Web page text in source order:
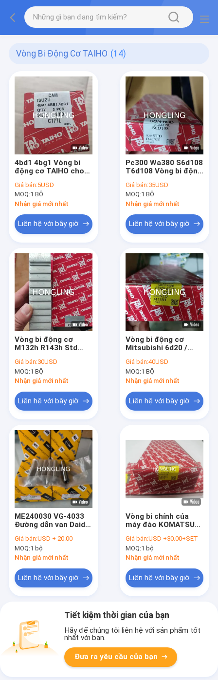
Vòng Bi Động Cơ TAIHO (14)
4bd1 4bg1 Vòng bi
động cơ TAIHO cho
Ex200 Ex120
Giá bán:5USD
MOQ:1 BỘ
Nhận giá mới nhất
Liên hệ với bây giờ
Pc300 Wa380 S6d108
T6d108 Vòng bi động
3040 R417h
Giá bán:35USD
MOQ:1 BỘ
Nhận giá mới nhất
Liên hệ với bây giờ
Vòng bi động cơ
M132h R143h Std
6d31 6d34
Giá bán:30USD
MOQ:1 BỘ
Nhận giá mới nhất
Liên hệ với bây giờ
Vòng bi động cơ
Mitsubishi 6d20 /
Ms-1162gp M115h
M6308k Me052053
Giá bán:40USD
MOQ:1 BỘ
Nhận giá mới nhất
Liên hệ với bây giờ
ME240030 VG-4033
Đường dẫn van Daido
6M60
Giá bán:USD + 20.00
MOQ:1 bộ
Nhận giá mới nhất
Liên hệ với bây giờ
Vòng bi chính của
máy đào KOMATSU
M420A 0,25
Giá bán:USD +30.00+SET
MOQ:1 bộ
Nhận giá mới nhất
Liên hệ với bây giờ
Tiết kiệm thời gian của bạn
Hãy để chúng tôi liên hệ với sản phẩm tốt
nhất với bạn.
Đưa ra yêu cầu của bạn